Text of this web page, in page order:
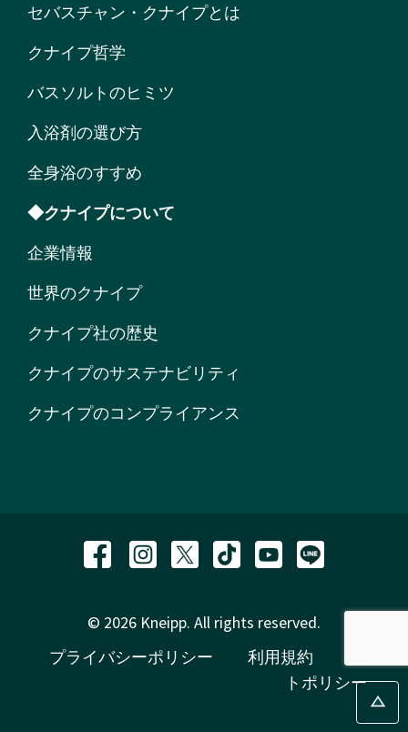
セバスチャン・クナイプとは
クナイプ哲学
バスソルトのヒミツ
入浴剤の選び方
全身浴のすすめ
◆クナイプについて
企業情報
世界のクナイプ
クナイプ社の歴史
クナイプのサステナビリティ
クナイプのコンプライアンス
© 2026 Kneipp. All rights reserved.
プライバシーポリシー
利用規約
トポリシー